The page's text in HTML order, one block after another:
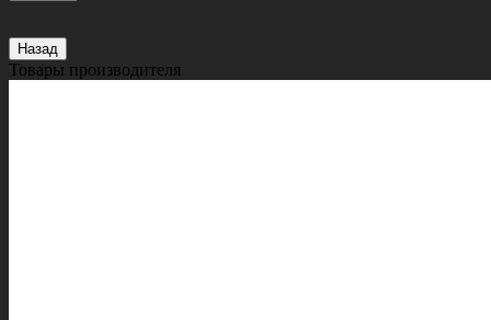
Назад
Товары производителя